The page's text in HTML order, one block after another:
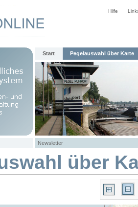
Hilfe
Start Pegelauswahl über Karte
Newsletter
über